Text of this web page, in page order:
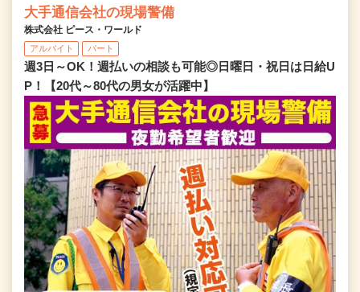
大手通信会社の現場警備
株式会社 ピース・ワールド
アルバイト パート
週3日～OK！週払いの相談も可能◎日曜日・祝日は日給U
P！【20代～80代の男女が活躍中】